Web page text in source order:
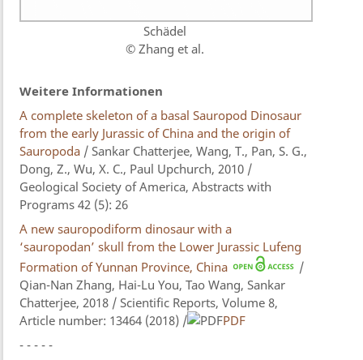
Schädel
© Zhang et al.
Weitere Informationen
A complete skeleton of a basal Sauropod Dinosaur
from the early Jurassic of China and the origin of
Sauropoda / Sankar Chatterjee, Wang, T., Pan, S. G.,
Dong, Z., Wu, X. C., Paul Upchurch, 2010 /
Geological Society of America, Abstracts with
Programs 42 (5): 26
A new sauropodiform dinosaur with a
‘sauropodan’ skull from the Lower Jurassic Lufeng
Formation of Yunnan Province, China
/
Qian-Nan Zhang, Hai-Lu You, Tao Wang, Sankar
Chatterjee, 2018 / Scientific Reports, Volume 8,
Article number: 13464 (2018) /
PDF
- - - - -